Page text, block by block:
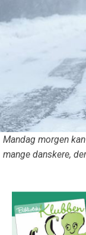
Mandag morgen
mange danskere,